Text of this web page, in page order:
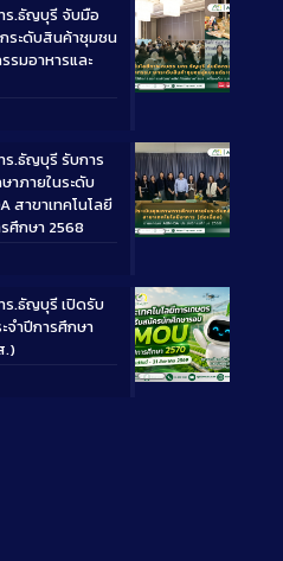
Long
ร.ธัญบุรี จับมือ
ระดับสินค้าชุมชน
รมอาหารและ
Long
ร.ธัญบุรี รับการ
าภายในระดับ
สาขาเทคโนโลยี
ศึกษา 2568
Long
ร.ธัญบุรี เปิดรับ
จำปีการศึกษา
.)